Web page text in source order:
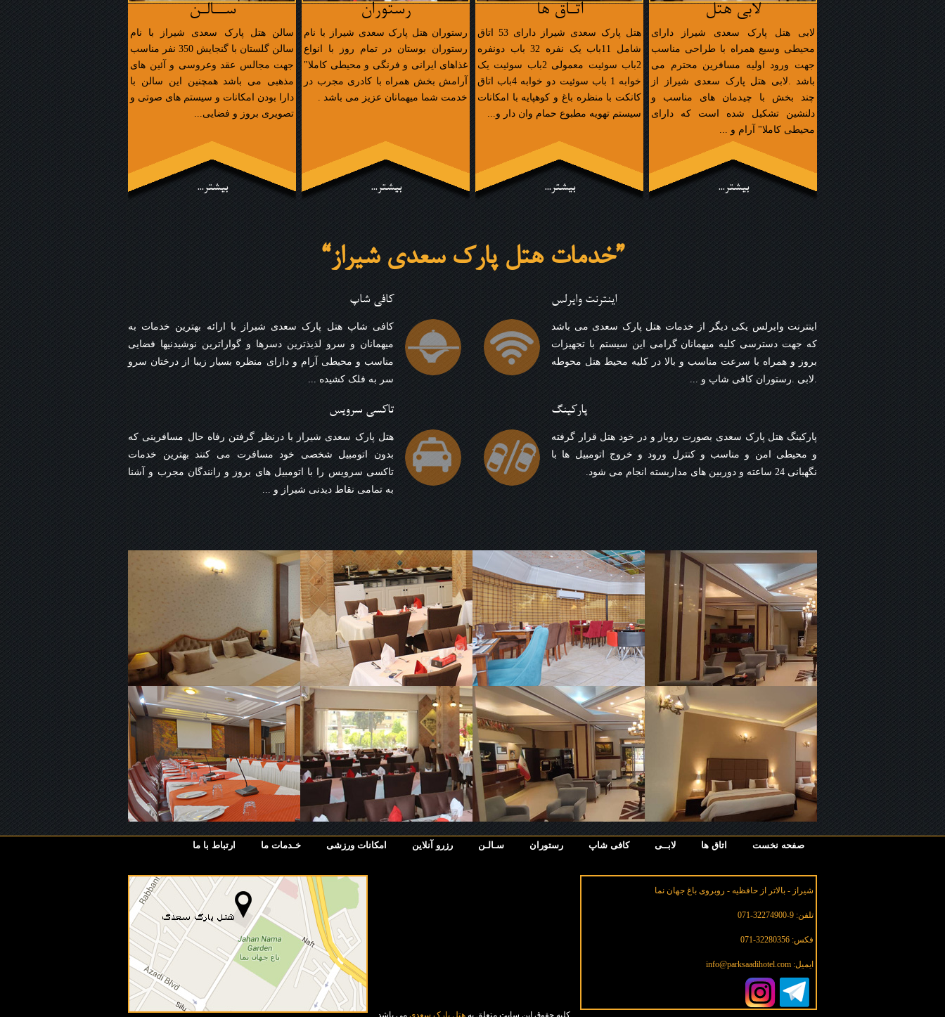
لابی هتل
لابی هتل پارک سعدی شیراز دارای
محیطی وسیع همراه با طراحی مناسب
جهت ورود اولیه مسافرین محترم می
باشد .لابی هتل پارک سعدی شیراز از
چند بخش با چیدمان های مناسب و
دلنشین تشکیل شده است که دارای
محیطی کاملا" آرام و ...
بیشتر...
اتـاق ها
هتل پارک سعدی شیراز دارای 53 اتاق
شامل 11باب یک نفره 32 باب دونفره
2باب سوئیت معمولی 2باب سوئیت یک
خوابه 1 باب سوئیت دو خوابه 4باب اتاق
کانکت با منظره باغ و کوهپایه با امکانات
سیستم تهویه مطبوع حمام وان دار و...
بیشتر...
رستوران
رستوران هتل پارک سعدی شیراز با نام
رستوران بوستان در تمام روز با انواع
غذاهای ایرانی و فرنگی و محیطی کاملا"
آرامش بخش همراه با کادری مجرب در
خدمت شما میهمانان عزیز می باشد .
بیشتر...
ســالـن
سالن هتل پارک سعدی شیراز با نام
سالن گلستان با گنجایش 350 نفر مناسب
جهت مجالس عقد وعروسی و آئین های
مذهبی می باشد همچنین این سالن با
دارا بودن امکانات و سیستم های صوتی و
تصویری بروز و فضایی...
بیشتر...
“خدمات هتل پارک سعدی شیراز”
اینترنت وایرلس
اینترنت وایرلس یکی دیگر از خدمات هتل پارک سعدی می باشد
که جهت دسترسی کلیه میهمانان گرامی این سیستم با تجهیزات
بروز و همراه با سرعت مناسب و بالا در کلیه محیط هتل محوطه
.لابی .رستوران کافی شاپ و ...
کافی شاپ
کافی شاپ هتل پارک سعدی شیراز با ارائه بهترین خدمات به
میهمانان و سرو لذیذترین دسرها و گواراترین نوشیدنیها فضایی
مناسب و محیطی آرام و دارای منظره بسیار زیبا از درختان سرو
سر به فلک کشیده ...
پارکینگ
پارکینگ هتل پارک سعدی بصورت روباز و در خود هتل قرار گرفته
و محیطی امن و مناسب و کنترل ورود و خروج اتومبیل ها با
نگهبانی 24 ساعته و دوربین های مداربسته انجام می شود.
تاکسی سرویس
هتل پارک سعدی شیراز با درنظر گرفتن رفاه حال مسافرینی که
بدون اتومبیل شخصی خود مسافرت می کنند بهترین خدمات
تاکسی سرویس را با اتومبیل های بروز و رانندگان مجرب و آشنا
به تمامی نقاط دیدنی شیراز و ...
صفحه نخست اتاق ها لابــی کافی شاپ رستوران سـالـن رزرو آنلاین امکانات ورزشی خـدمات ما ارتباط با ما
شیراز - بالاتر از حافظیه - روبروی باغ جهان نما
تلفن: 9-32274900-071
فکس: 32280356-071
ایمیل: info@parksaadihotel.com
کلیه حقوق این سایت متعلق به هتل پارک سعدیمی باشد.